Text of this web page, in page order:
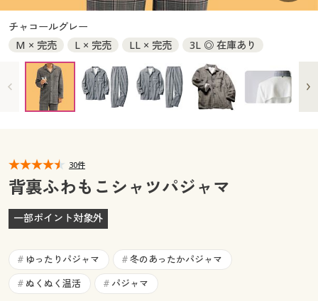
大きいサイズ 事務・制服
カタログ・チラシからのご注文
デジタルカタログ
カタログ無料プレゼント
マイページ
閲覧履歴
お気に入り
サポート
カタログ無料プレゼント
会員メニュー
閲覧履歴
ご利用ガイド
チャコールグレー
M × 完売
L × 完売 LL × 完売 3L ◎ 在庫あり
30件
背裏ふわもこシャツパジャマ
一部ポイント対象外
# ゆったりパジャマ # 冬のあったかパジャマ
# ぬくぬく温活 # パジャマ